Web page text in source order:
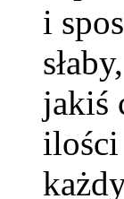
i
jakiś
ilości